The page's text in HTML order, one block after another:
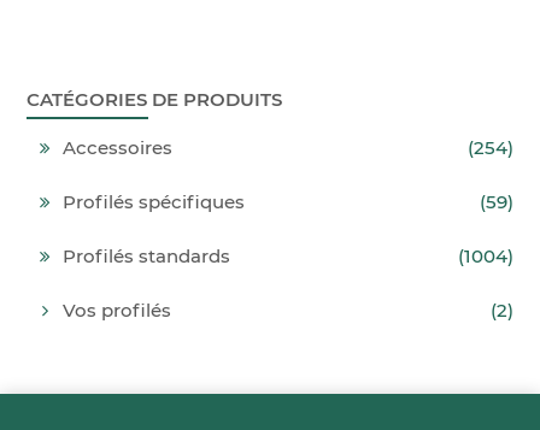
CATÉGORIES DE PRODUITS
Accessoires (254)
Profilés spécifiques (59)
Profilés standards (1004)
Vos profilés (2)